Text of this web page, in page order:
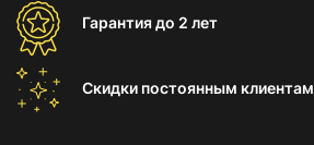
Гарантиядо 2 лет
Скидки постоянным клиентам